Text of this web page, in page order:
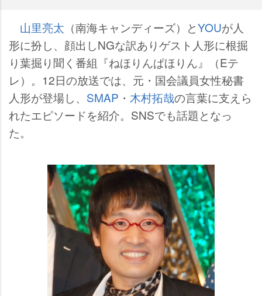
山里亮太 （南海キャンディーズ）とYOUが人
形に扮し、顔出しNGな訳ありゲスト人形に根掘
り葉掘り聞く番組『ねほりんぱほりん』（Eテ
レ）。12日の放送では、元・国会議員女性秘書
人形が登場し、 SMAP ・ 木村拓哉の言葉に支えら
れたエピソードを紹介。SNSでも話題となっ
た。